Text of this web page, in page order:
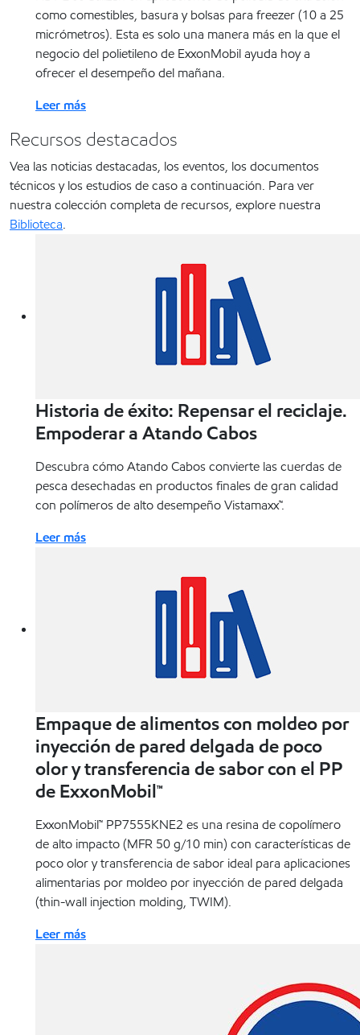
como comestibles, basura y bolsas para freezer (10 a 25
micrómetros). Esta es solo una manera más en la que el
negocio del polietileno de ExxonMobil ayuda hoy a
ofrecer el desempeño del mañana.
Leer más
Recursos destacados
Vea las noticias destacadas, los eventos, los documentos
técnicos y los estudios de caso a continuación. Para ver
nuestra colección completa de recursos, explore nuestra
Biblioteca.
Historia de éxito: Repensar el reciclaje.
Empoderar a Atando Cabos
Descubra cómo Atando Cabos convierte las cuerdas de
pesca desechadas en productos finales de gran calidad
con polímeros de alto desempeño Vistamaxx™.
Leer más
Empaque de alimentos con moldeo por
inyección de pared delgada de poco
olor y transferencia de sabor con el PP
de ExxonMobil™
ExxonMobil™ PP7555KNE2 es una resina de copolímero
de alto impacto (MFR 50 g/10 min) con características de
poco olor y transferencia de sabor ideal para aplicaciones
alimentarias por moldeo por inyección de pared delgada
(thin-wall injection molding, TWIM).
Leer más